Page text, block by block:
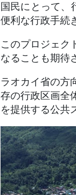
国民にとって、
便利な行政手続
このプロジェク
なることも期待
ラオカイ省の方
存の行政区画全
を提供する公共